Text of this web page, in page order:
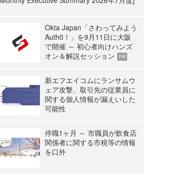
Okta Japan「さわってみよう
Auth0！」を9月11日に大阪
で開催 ～ 初心者向けハンズ
オン＆解説セッション
PR
新エフエイコムにランサムウ
ェア攻撃、取引先の従業員に
関する個人情報が漏えいした
可能性
停職1ヶ月 ～ 市職員が飲食店
関係者に関する市税等の情報
を口外